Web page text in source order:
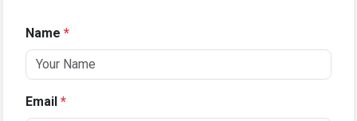
Name *
Email *